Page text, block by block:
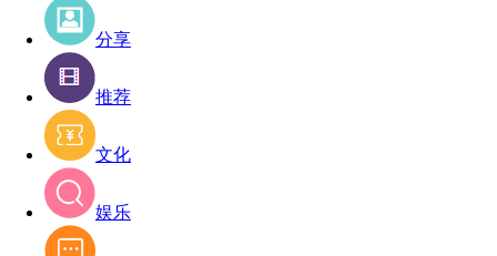
分享
推荐
文化
娱乐